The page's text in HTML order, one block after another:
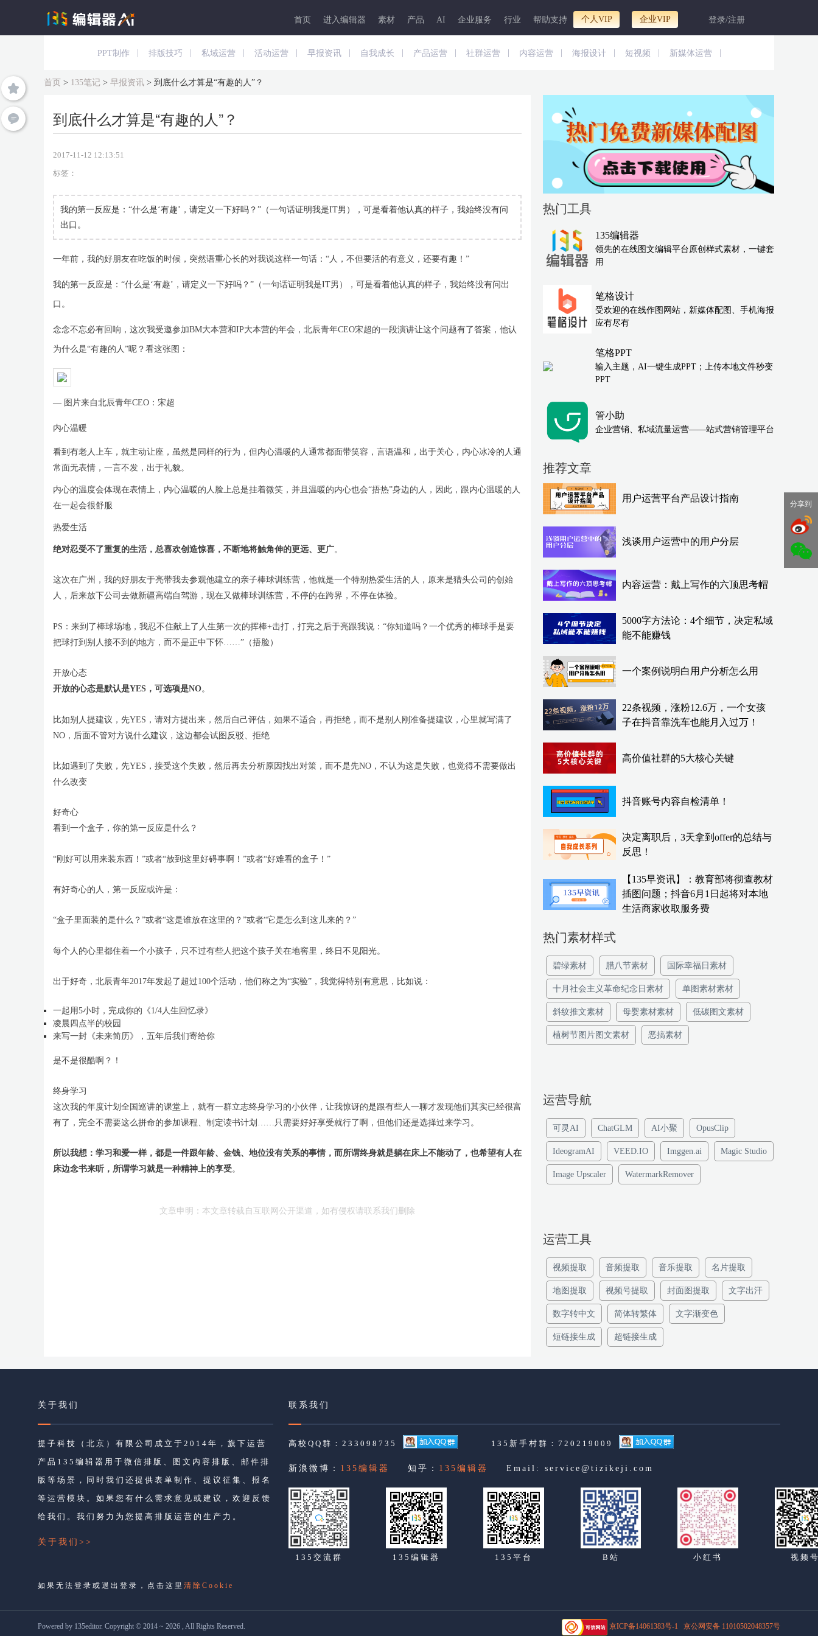
首页 进入编辑器 素材 产品 AI 企业服务 行业 帮助支持 个人VIP 企业VIP 登录/注册
PPT制作 排版技巧 私域运营 活动运营 早报资讯 自我成长 产品运营 社群运营 内容运营 海报设计 短视频 新媒体运营
首页 > 135笔记 > 早报资讯 > 到底什么才算是“有趣的人”？
到底什么才算是“有趣的人”？
2017-11-12 12:13:51
标签：
我的第一反应是：“什么是‘有趣’，请定义一下好吗？”（一句话证明我是IT男），可是看着他认真的样子，我始终没有问
出口。
一年前，我的好朋友在吃饭的时候，突然语重心长的对我说这样一句话：“人，不但要活的有意义，还要有趣！”
我的第一反应是：“什么是‘有趣’，请定义一下好吗？”（一句话证明我是IT男），可是看着他认真的样子，我始终没有问出
口。
念念不忘必有回响，这次我受邀参加BM大本营和IP大本营的年会，北辰青年CEO宋超的一段演讲让这个问题有了答案，他认
为什么是“有趣的人”呢？看这张图：
— 图片来自北辰青年CEO：宋超
内心温暖
看到有老人上车，就主动让座，虽然是同样的行为，但内心温暖的人通常都面带笑容，言语温和，出于关心，内心冰冷的人通
常面无表情，一言不发，出于礼貌。
内心的温度会体现在表情上，内心温暖的人脸上总是挂着微笑，并且温暖的内心也会“捂热”身边的人，因此，跟内心温暖的人
在一起会很舒服
热爱生活
绝对忍受不了重复的生活，总喜欢创造惊喜，不断地将触角伸的更远、更广。
这次在广州，我的好朋友于亮带我去参观他建立的亲子棒球训练营，他就是一个特别热爱生活的人，原来是猎头公司的创始
人，后来放下公司去做新疆高端自驾游，现在又做棒球训练营，不停的在跨界，不停在体验。
PS：来到了棒球场地，我忍不住献上了人生第一次的挥棒+击打，打完之后于亮跟我说：“你知道吗？一个优秀的棒球手是要
把球打到别人接不到的地方，而不是正中下怀……”（捂脸）
开放心态
开放的心态是默认是YES，可选项是NO。
比如别人提建议，先YES，请对方提出来，然后自己评估，如果不适合，再拒绝，而不是别人刚准备提建议，心里就写满了
NO，后面不管对方说什么建议，这边都会试图反驳、拒绝
比如遇到了失败，先YES，接受这个失败，然后再去分析原因找出对策，而不是先NO，不认为这是失败，也觉得不需要做出
什么改变
好奇心
看到一个盒子，你的第一反应是什么？
“刚好可以用来装东西！”或者“放到这里好碍事啊！”或者“好难看的盒子！”
有好奇心的人，第一反应或许是：
“盒子里面装的是什么？”或者“这是谁放在这里的？”或者“它是怎么到这儿来的？”
每个人的心里都住着一个小孩子，只不过有些人把这个孩子关在地窖里，终日不见阳光。
出于好奇，北辰青年2017年发起了超过100个活动，他们称之为“实验”，我觉得特别有意思，比如说：
一起用5小时，完成你的《1/4人生回忆录》
凌晨四点半的校园
来写一封《未来简历》，五年后我们寄给你
是不是很酷啊？！
终身学习
这次我的年度计划全国巡讲的课堂上，就有一群立志终身学习的小伙伴，让我惊讶的是跟有些人一聊才发现他们其实已经很富
有了，完全不需要这么拼命的参加课程、制定读书计划……只需要好好享受就行了啊，但他们还是选择过来学习。
所以我想：学习和爱一样，都是一件跟年龄、金钱、地位没有关系的事情，而所谓终身就是躺在床上不能动了，也希望有人在
床边念书来听，所谓学习就是一种精神上的享受。
文章申明：本文章转载自互联网公开渠道，如有侵权请联系我们删除
热门工具
135编辑器
领先的在线图文编辑平台原创样式素材，一键套
用
笔格设计
受欢迎的在线作图网站，新媒体配图、手机海报
应有尽有
笔格PPT
输入主题，AI一键生成PPT；上传本地文件秒变
PPT
管小助
企业营销、私域流量运营——站式营销管理平台
推荐文章
用户运营平台产品设计指南
浅谈用户运营中的用户分层
内容运营：戴上写作的六顶思考帽
5000字方法论：4个细节，决定私域
能不能赚钱
一个案例说明白用户分析怎么用
22条视频，涨粉12.6万，一个女孩
子在抖音靠洗车也能月入过万！
高价值社群的5大核心关键
抖音账号内容自检清单！
决定离职后，3天拿到offer的总结与
反思！
【135早资讯】：教育部将彻查教材
插图问题；抖音6月1日起将对本地
生活商家收取服务费
热门素材样式
碧绿素材 腊八节素材 国际幸福日素材
十月社会主义革命纪念日素材 单图素材素材
斜纹推文素材 母婴素材素材 低碳图文素材
植树节图片图文素材 恶搞素材
运营导航
可灵AI ChatGLM AI小聚 OpusClip
IdeogramAI VEED.IO Imggen.ai Magic Studio
Image Upscaler WatermarkRemover
运营工具
视频提取 音频提取 音乐提取 名片提取
地图提取 视频号提取 封面图提取 文字出汗
数字转中文 简体转繁体 文字渐变色
短链接生成 超链接生成
分享到
关于我们
提子科技（北京）有限公司成立于2014年，旗下运营
产品135编辑器用于微信排版、图文内容排版、邮件排
版等场景，同时我们还提供表单制作、提议征集、报名
等运营模块。如果您有什么需求意见或建议，欢迎反馈
给我们。我们努力为您提高排版运营的生产力。
关于我们>>
联系我们
高校QQ群：233098735 135新手村群：720219009
新浪微博： 135编辑器 知乎： 135编辑器 Email: service@tizikeji.com
135交流群 135编辑器 135平台 B站 小红书 视频
如果无法登录或退出登录，点击这里 清除Cookie
京ICP备14061383号-1 京公网安备 11010502048357号
Powered by 135editor. Copyright © 2014 ~ 2026 , All Rights Reserved.